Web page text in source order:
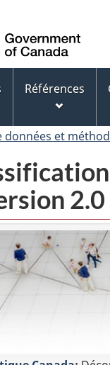
Références
données et
2.0